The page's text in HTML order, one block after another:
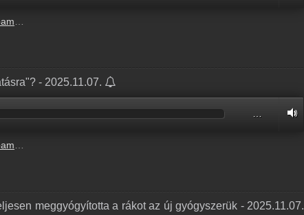
6.mp3
- 2025.11.07.
5.mp3
meggyógyította a rákot az új gyógyszerük - 2025.11.07.